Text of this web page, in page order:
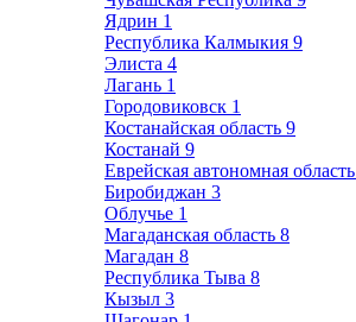
Ядрин 1
Республика Калмыкия 9
Элиста 4
Лагань 1
Городовиковск 1
Костанайская область 9
Костанай 9
Еврейская автономная область
Биробиджан 3
Облучье 1
Магаданская область 8
Магадан 8
Республика Тыва 8
Кызыл 3